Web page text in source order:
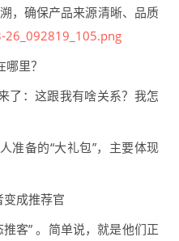
，确保产品来源清晰、品质
里？
了：这跟我有啥关系？我怎
准备的“大礼包”，主要体现
变成推荐官
客” 。简单说，就是他们正